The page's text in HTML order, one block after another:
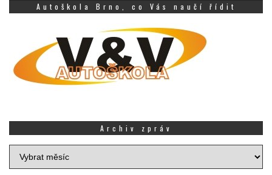
Autoškola Brno, co Vás naučí řídit
Archiv zpráv
Archiv
zpráv